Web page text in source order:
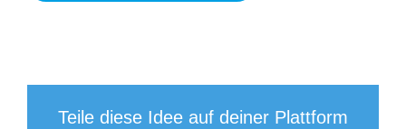
Teile diese Idee auf deiner Plattform